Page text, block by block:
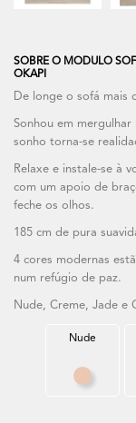
SOBRE O MODULO
OKAPI
De longe o sofá mais
Sonhou em mergulhar
sonho torna-se
Relaxe e instale-se à
com um apoio de
feche os olhos.
185 cm de pura
4 cores modernas
num refúgio de paz.
Nude, Creme, Jade e
Nude
Nude